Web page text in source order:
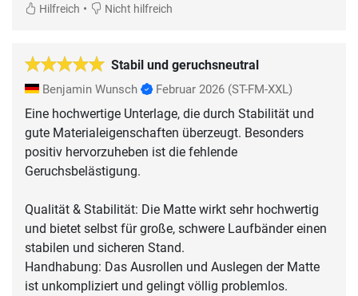
Hilfreich • Nicht hilfreich
Stabil und geruchsneutral
Benjamin Wunsch Februar 2026 (ST-FM-XXL)
Eine hochwertige Unterlage, die durch Stabilität und
gute Materialeigenschaften überzeugt. Besonders
positiv hervorzuheben ist die fehlende
Geruchsbelästigung.
​Qualität & Stabilität: Die Matte wirkt sehr hochwertig
und bietet selbst für große, schwere Laufbänder einen
stabilen und sicheren Stand.
​Handhabung: Das Ausrollen und Auslegen der Matte
ist unkompliziert und gelingt völlig problemlos.